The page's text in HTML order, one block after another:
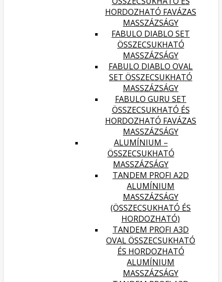
HORDOZHATÓ FAVÁZAS
MASSZÁZSÁGY
FABULO DIABLO SET
ÖSSZECSUKHATÓ
MASSZÁZSÁGY
FABULO DIABLO OVAL
SET ÖSSZECSUKHATÓ
MASSZÁZSÁGY
FABULO GURU SET
ÖSSZECSUKHATÓ ÉS
HORDOZHATÓ FAVÁZAS
MASSZÁZSÁGY
ALUMÍNIUM –
ÖSSZECSUKHATÓ
MASSZÁZSÁGY
TANDEM PROFI A2D
ALUMÍNIUM
MASSZÁZSÁGY
(ÖSSZECSUKHATÓ ÉS
HORDOZHATÓ)
TANDEM PROFI A3D
OVAL ÖSSZECSUKHATÓ
ÉS HORDOZHATÓ
ALUMÍNIUM
MASSZÁZSÁGY